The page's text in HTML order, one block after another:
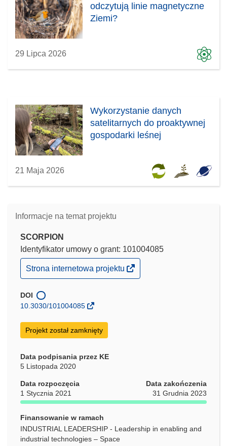
odczytują linie magnetyczne
Ziemi?
29 Lipca 2026
Wykorzystanie danych
satelitarnych do proaktywnej
gospodarki leśnej
21 Maja 2026
Informacje na temat projektu
SCORPION
Identyfikator umowy o grant: 101004085
(odnośnik
otworzy
w
nowym
Strona internetowa projektu
DOI
10.3030/101004085
Projekt został zamknięty
Data podpisania przez KE
5 Listopada 2020
Data rozpoczęcia
1 Stycznia 2021
Data zakończenia
31 Grudnia 2023
Finansowanie w ramach
INDUSTRIAL LEADERSHIP - Leadership in enabling and
industrial technologies – Space